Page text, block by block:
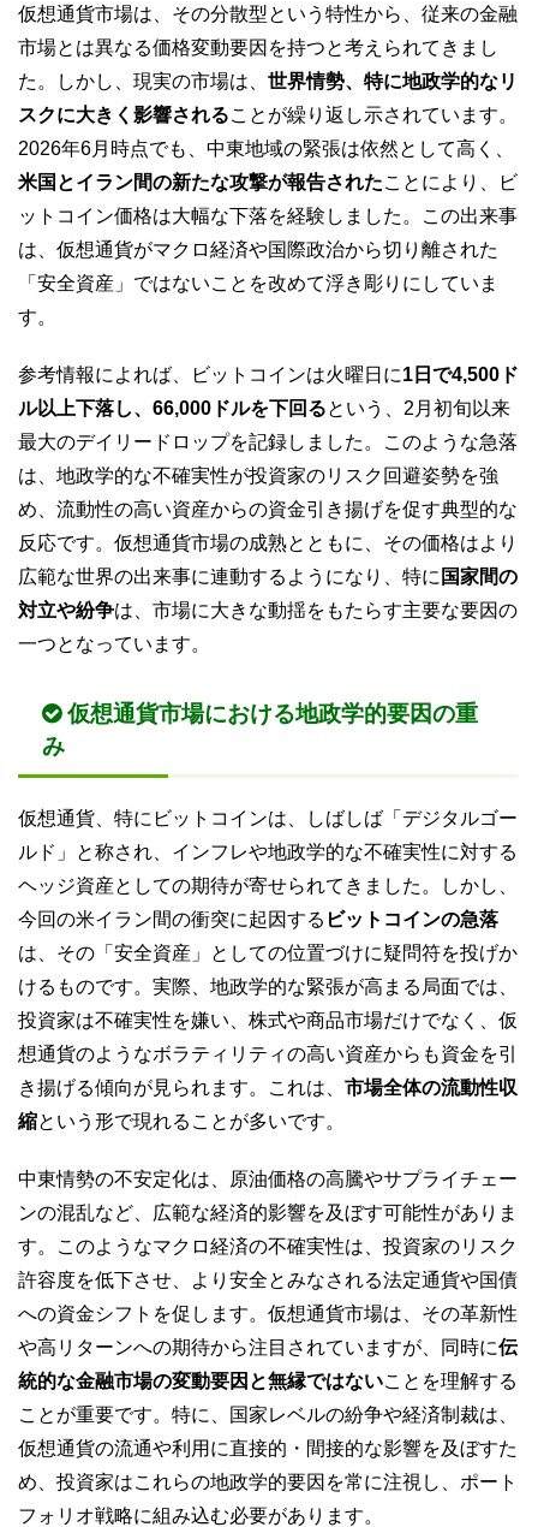
仮想通貨市場は、その分散型という特性から、従来の金融
市場とは異なる価格変動要因を持つと考えられてきまし
た。しかし、現実の市場は、 世界情勢、特に地政学的なリ
スクに大きく影響されることが繰り返し示されています。
2026年6月時点でも、中東地域の緊張は依然として高く、
米国とイラン間の新たな攻撃が報告されたことにより、ビ
ットコイン価格は大幅な下落を経験しました。この出来事
は、仮想通貨がマクロ経済や国際政治から切り離された
「安全資産」ではないことを改めて浮き彫りにしていま
す。
参考情報によれば、ビットコインは火曜日に1日で4,500ド
ル以上下落し、66,000ドルを下回るという、2月初旬以来
最大のデイリードロップを記録しました。このような急落
は、地政学的な不確実性が投資家のリスク回避姿勢を強
め、流動性の高い資産からの資金引き揚げを促す典型的な
反応です。仮想通貨市場の成熟とともに、その価格はより
広範な世界の出来事に連動するようになり、特に 国家間の
対立や紛争は、市場に大きな動揺をもたらす主要な要因の
一つとなっています。
仮想通貨市場における地政学的要因の重
み
仮想通貨、特にビットコインは、しばしば「デジタルゴー
ルド」と称され、インフレや地政学的な不確実性に対する
ヘッジ資産としての期待が寄せられてきました。しかし、
今回の米イラン間の衝突に起因する ビットコインの急落
は、その「安全資産」としての位置づけに疑問符を投げか
けるものです。実際、地政学的な緊張が高まる局面では、
投資家は不確実性を嫌い、株式や商品市場だけでなく、仮
想通貨のようなボラティリティの高い資産からも資金を引
き揚げる傾向が見られます。これは、 市場全体の流動性収
縮という形で現れることが多いです。
中東情勢の不安定化は、原油価格の高騰やサプライチェー
ンの混乱など、広範な経済的影響を及ぼす可能性がありま
す。このようなマクロ経済の不確実性は、投資家のリスク
許容度を低下させ、より安全とみなされる法定通貨や国債
への資金シフトを促します。仮想通貨市場は、その革新性
や高リターンへの期待から注目されていますが、同時に伝
統的な金融市場の変動要因と無縁ではないことを理解する
ことが重要です。特に、国家レベルの紛争や経済制裁は、
仮想通貨の流通や利用に直接的・間接的な影響を及ぼすた
め、投資家はこれらの地政学的要因を常に注視し、ポート
フォリオ戦略に組み込む必要があります。